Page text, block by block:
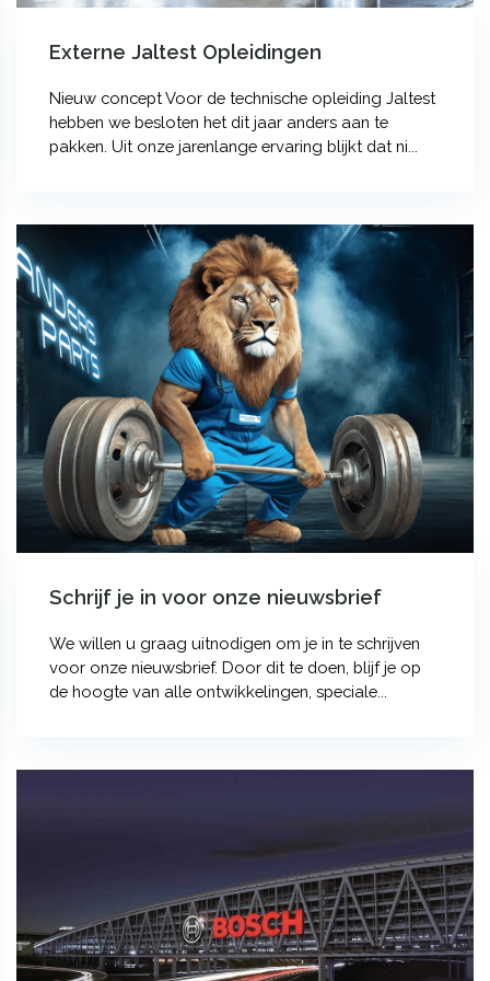
Externe Jaltest Opleidingen
Nieuw concept Voor de technische opleiding Jaltest
hebben we besloten het dit jaar anders aan te
pakken. Uit onze jarenlange ervaring blijkt dat ni...
Schrijf je in voor onze nieuwsbrief
We willen u graag uitnodigen om je in te schrijven
voor onze nieuwsbrief. Door dit te doen, blijf je op
de hoogte van alle ontwikkelingen, speciale...